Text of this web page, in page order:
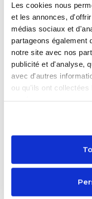
Les cookies nous
et les annonces,
médias sociaux et
partageons également
notre site avec nos
publicité et d'analyse,
avec d'autres
ou qu'ils ont
Les mots sont
ils sont transmis
un regard fuyant ou
peuvent distraire et
Expliquez à votre
autant que ses
pieds bien ancrés
naturels pour
éléments est de le
à améliorer.
Avant son passage